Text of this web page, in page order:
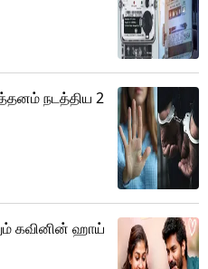
நடத்திய 2
கவினின் ஹாய்